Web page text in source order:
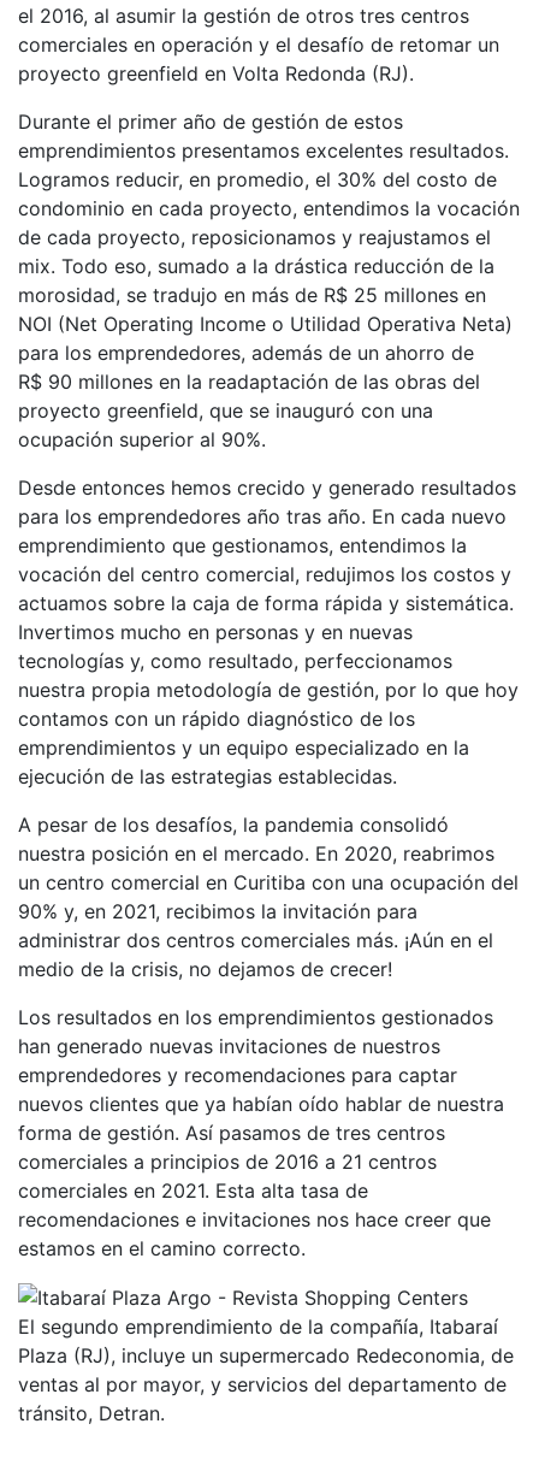
el 2016, al asumir la gestión de otros tres centros
comerciales en operación y el desafío de retomar un
proyecto greenfield en Volta Redonda (RJ).
Durante el primer año de gestión de estos
emprendimientos presentamos excelentes resultados.
Logramos reducir, en promedio, el 30% del costo de
condominio en cada proyecto, entendimos la vocación
de cada proyecto, reposicionamos y reajustamos el
mix. Todo eso, sumado a la drástica reducción de la
morosidad, se tradujo en más de R$ 25 millones en
NOI (Net Operating Income o Utilidad Operativa Neta)
para los emprendedores, además de un ahorro de
R$ 90 millones en la readaptación de las obras del
proyecto greenfield, que se inauguró con una
ocupación superior al 90%.
Desde entonces hemos crecido y generado resultados
para los emprendedores año tras año. En cada nuevo
emprendimiento que gestionamos, entendimos la
vocación del centro comercial, redujimos los costos y
actuamos sobre la caja de forma rápida y sistemática.
Invertimos mucho en personas y en nuevas
tecnologías y, como resultado, perfeccionamos
nuestra propia metodología de gestión, por lo que hoy
contamos con un rápido diagnóstico de los
emprendimientos y un equipo especializado en la
ejecución de las estrategias establecidas.
A pesar de los desafíos, la pandemia consolidó
nuestra posición en el mercado. En 2020, reabrimos
un centro comercial en Curitiba con una ocupación del
90% y, en 2021, recibimos la invitación para
administrar dos centros comerciales más. ¡Aún en el
medio de la crisis, no dejamos de crecer!
Los resultados en los emprendimientos gestionados
han generado nuevas invitaciones de nuestros
emprendedores y recomendaciones para captar
nuevos clientes que ya habían oído hablar de nuestra
forma de gestión. Así pasamos de tres centros
comerciales a principios de 2016 a 21 centros
comerciales en 2021. Esta alta tasa de
recomendaciones e invitaciones nos hace creer que
estamos en el camino correcto.
El segundo emprendimiento de la compañía, Itabaraí
Plaza (RJ), incluye un supermercado Redeconomia, de
ventas al por mayor, y servicios del departamento de
tránsito, Detran.